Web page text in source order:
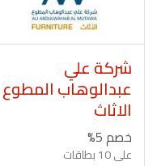
شركة علي
عبدالوهاب المطوع
الاثاث
خصم 5%
على 10 بطاقات